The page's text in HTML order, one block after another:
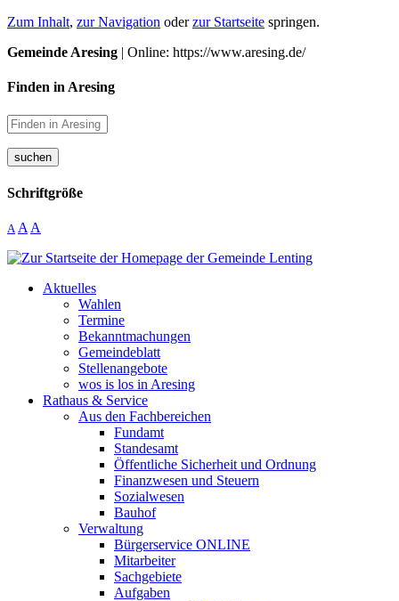
Zum Inhalt, zur Navigation oderzur Startseite springen.
Gemeinde Aresing | Online: https://www.aresing.de/
Finden in Aresing
suchen
Schriftgröße
A A A
Aktuelles
Wahlen
Termine
Bekanntmachungen
Gemeindeblatt
Stellenangebote
wos is los in Aresing
Rathaus & Service
Aus den Fachbereichen
Fundamt
Standesamt
Öffentliche Sicherheit und Ordnung
Finanzwesen und Steuern
Sozialwesen
Bauhof
Verwaltung
Bürgerservice ONLINE
Mitarbeiter
Sachgebiete
Aufgaben